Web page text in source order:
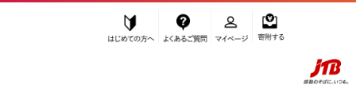
ふるぽ JTBのふるさと納税サイト